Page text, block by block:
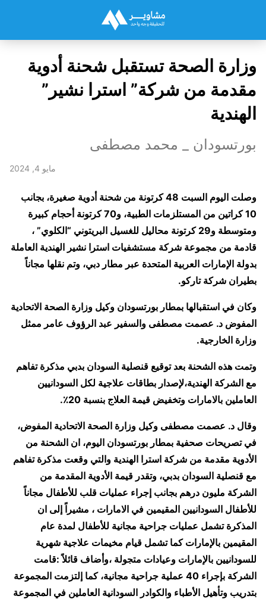
وزارة الصحة تستقبل شحنة أدوية
مقدمة من شركة” استرا نشير”
الهندية
بورتسودان _ محمد مصطفى
مايو 4, 2024
وصلت اليوم السبت 48 كرتونة من شحنة أدوية صغيرة، بجانب
10 كراتين من المستلزمات الطبية، و70 كرتونة أحجام كبيرة
ومتوسطة و29 كرتونة محاليل للغسيل البريتوني “الكلوي” ،
قادمة من مجموعة شركة مستشفيات استرا نشير الهندية العاملة
بدولة الإمارات العربية المتحدة عبر مطار دبي، وتم نقلها مجاناً
بطيران شركة تاركو.
وكان في استقبالها بمطار بورتسودان وكيل وزارة الصحة الاتحادية
المفوض د. عصمت مصطفى والسفير عبد الرؤوف عامر ممثل
وزارة الخارجية.
وتمت هذه الشحنة بعد توقيع قنصلية السودان بدبي مذكرة تفاهم
مع الشركة الهندية،لإصدار بطاقات علاجية لكل السودانيين
العاملين بالامارات وتخفيض قيمة العلاج بنسبة 20٪.
وقال د. عصمت مصطفى وكيل وزارة الصحة الاتحادية المفوض،
في تصريحات صحفية بمطار بورتسودان اليوم، ان الشحنة من
الأدوية مقدمة من شركة استرا الهندية والتي وقعت مذكرة تفاهم
مع قنصلية السودان بدبي، وتقدر قيمة الأدوية المقدمة من
الشركة مليون درهم بجانب إجراء عمليات قلب للأطفال مجاناً
للأطفال السودانيين المقيمين في الامارات ، مشيراً إلى ان
المذكرة تشمل عمليات جراحية مجانية للأطفال لمدة عام
المقيمين بالإمارات كما تشمل قيام مخيمات علاجية شهرية
للسودانيين بالإمارات وعيادات متجولة ،وأضاف قائلاً :قامت
الشركة بإجراء 40 عملية جراحية مجانية، كما إلتزمت المجموعة
بتدريب وتأهيل الأطباء والكوادر السودانية العاملين في المجموعة